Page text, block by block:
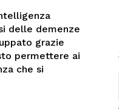
delle demenze
grazie
permettere ai
che si